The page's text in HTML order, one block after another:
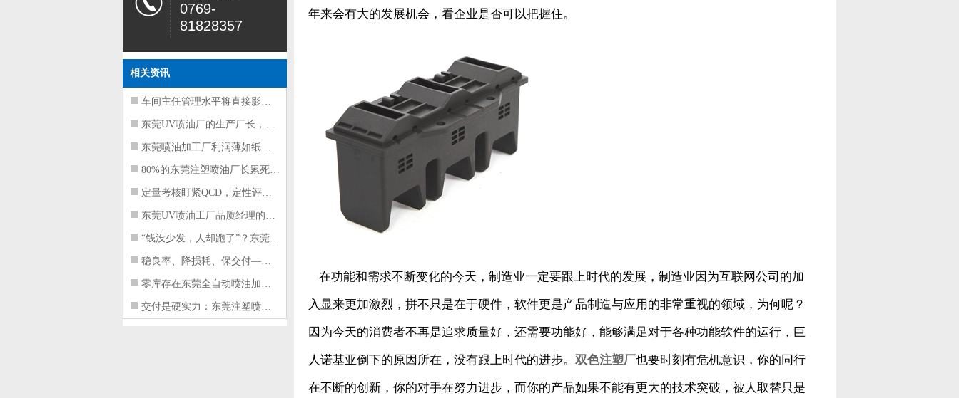
0769-
81828357
相关资讯
车间主任管理水平将直接影响东莞注塑件
东莞UV喷油厂的生产厂长，到底在给工
东莞喷油加工厂利润薄如纸？这四项基本
80%的东莞注塑喷油厂长累死累活，利
定量考核盯紧QCD，定性评价看好配合
东莞UV喷油工厂品质经理的四项核心管
“钱没少发，人却跑了”？东莞注塑喷油
稳良率、降损耗、保交付——东莞这家U
零库存在东莞全自动喷油加工厂不可行的
交付是硬实力：东莞注塑喷油厂如何用齐
年来会有大的发展机会，看企业是否可以把握住。
在功能和需求不断变化的今天，制造业一定要跟上时代的发展，制造业因为互联网公司的加
入显来更加激烈，拼不只是在于硬件，软件更是产品制造与应用的非常重视的领域，为何呢？
因为今天的消费者不再是追求质量好，还需要功能好，能够满足对于各种功能软件的运行，巨
人诺基亚倒下的原因所在，没有跟上时代的进步。 双色注塑厂也要时刻有危机意识，你的同行
在不断的创新，你的对手在努力进步，而你的产品如果不能有更大的技术突破，被人取替只是